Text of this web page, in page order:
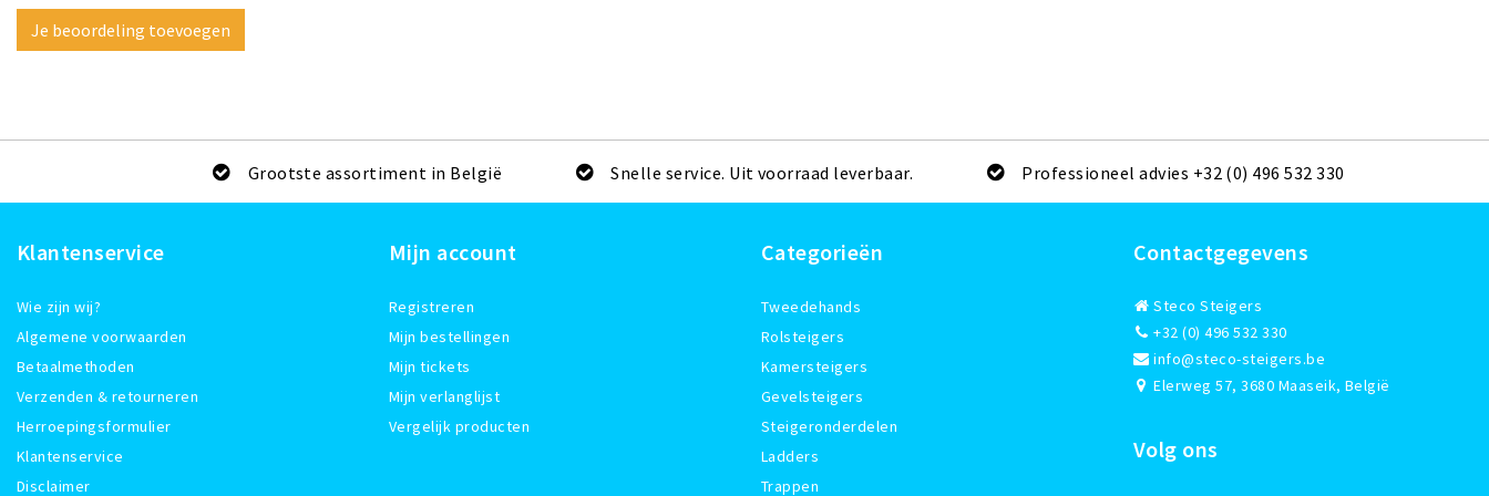
Je beoordeling toevoegen
Grootste assortiment in België Snelle service. Uit voorraad leverbaar. Professioneel advies +32 (0) 496 532 330
Klantenservice
Wie zijn wij?
Algemene voorwaarden
Betaalmethoden
Verzenden & retourneren
Herroepingsformulier
Klantenservice
Disclaimer
Mijn account
Registreren
Mijn bestellingen
Mijn tickets
Mijn verlanglijst
Vergelijk producten
Categorieën
Tweedehands
Rolsteigers
Kamersteigers
Gevelsteigers
Steigeronderdelen
Ladders
Trappen
Contactgegevens
Steco Steigers
+32 (0) 496 532 330
info@steco-steigers.be
Elerweg 57, 3680 Maaseik, België
Volg ons